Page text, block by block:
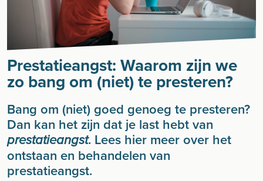
Prestatieangst: Waarom zijn we
zo bang om (niet) te presteren?
Bang om (niet) goed genoeg te presteren?
Dan kan het zijn dat je last hebt van
prestatieangst. Lees hier meer over het
ontstaan en behandelen van
prestatieangst.